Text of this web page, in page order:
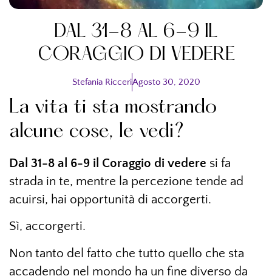
DAL 31-8 AL 6-9 IL
CORAGGIO DI VEDERE
Stefania RicceriAgosto 30, 2020
La vita ti sta mostrando
alcune cose, le vedi?
Dal 31-8 al 6-9 il Coraggio di vedere si fa
strada in te, mentre la percezione tende ad
acuirsi, hai opportunità di accorgerti.
Sì, accorgerti.
Non tanto del fatto che tutto quello che sta
accadendo nel mondo ha un fine diverso da